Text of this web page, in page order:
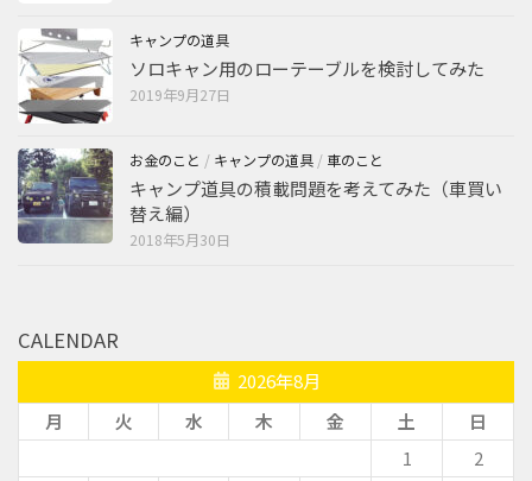
キャンプの道具
ソロキャン用のローテーブルを検討してみた
2019年9月27日
お金のこと / キャンプの道具 / 車のこと
キャンプ道具の積載問題を考えてみた（車買い
替え編）
2018年5月30日
CALENDAR
2026年8月
月
火 水 木 金 土
日
1
2